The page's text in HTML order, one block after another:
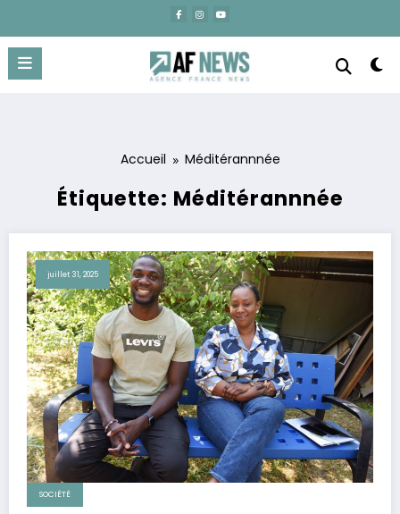
contenu
Accueil Méditérannnée
Étiquette: Méditérannnée
juillet 31, 2025
SOCIÉTÉ